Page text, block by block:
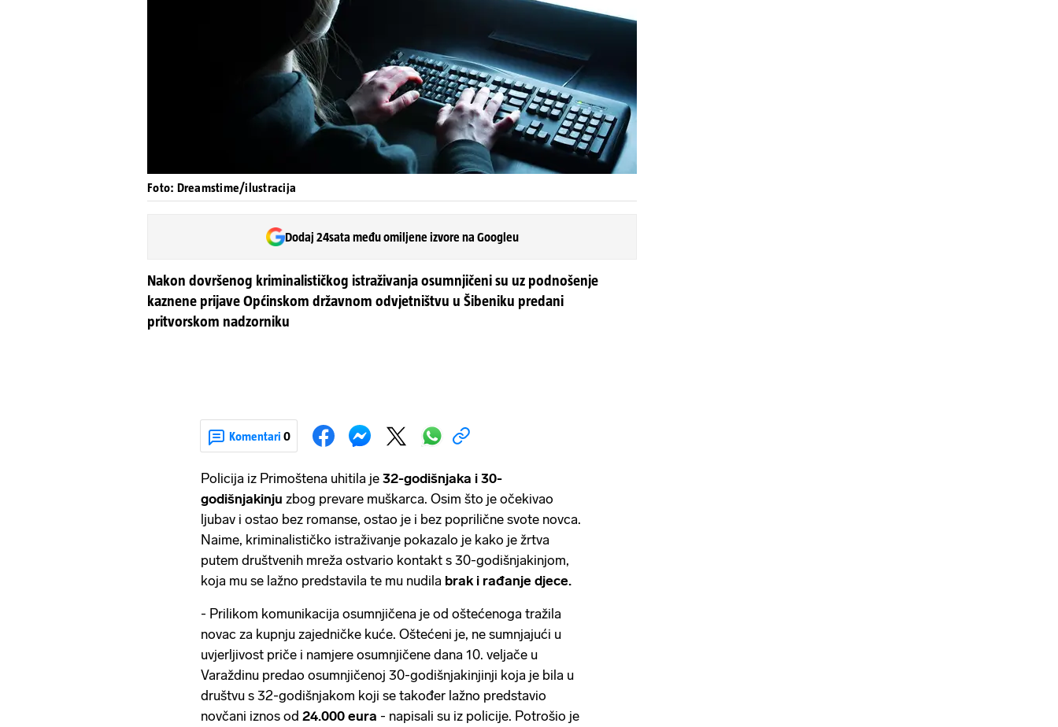
Foto: Dreamstime/ilustracija
Dodaj 24sata među omiljene izvore na Googleu
Nakon dovršenog kriminalističkog istraživanja osumnjičeni su uz podnošenje
kaznene prijave Općinskom državnom odvjetništvu u Šibeniku predani
pritvorskom nadzorniku
Komentari 0
Policija iz Primoštena uhitila je 32-godišnjaka i 30-
godišnjakinju zbog prevare muškarca. Osim što je očekivao
ljubav i ostao bez romanse, ostao je i bez poprilične svote novca.
Naime, kriminalističko istraživanje pokazalo je kako je žrtva
putem društvenih mreža ostvario kontakt s 30-godišnjakinjom,
koja mu se lažno predstavila te mu nudila brak i rađanje djece.
- Prilikom komunikacija osumnjičena je od oštećenoga tražila
novac za kupnju zajedničke kuće. Oštećeni je, ne sumnjajući u
uvjerljivost priče i namjere osumnjičene dana 10. veljače u
Varaždinu predao osumnjičenoj 30-godišnjakinjinji koja je bila u
društvu s 32-godišnjakom koji se također lažno predstavio
novčani iznos od 24.000 eura - napisali su iz policije. Potrošio je